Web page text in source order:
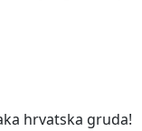
hrvatska gruda!